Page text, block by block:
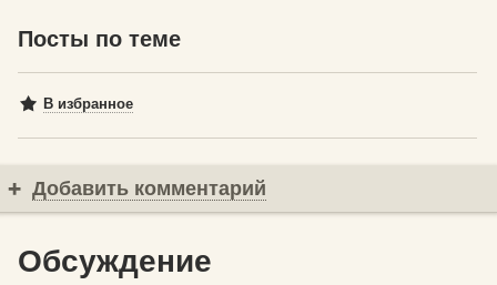
Посты по теме
В избранное
Добавить комментарий
Обсуждение